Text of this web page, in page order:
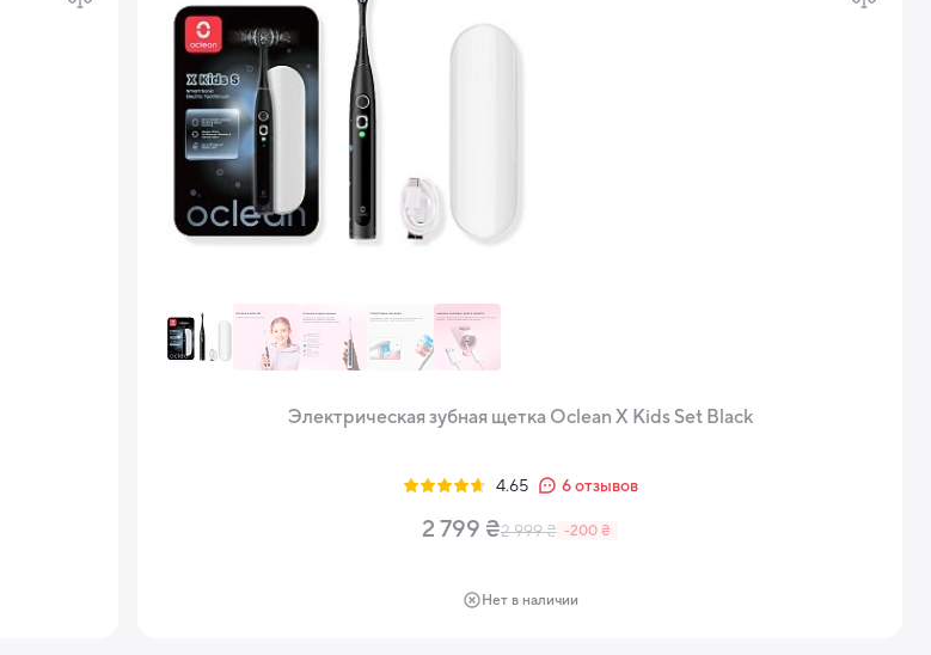
Электрическая зубная щетка Oclean X Kids Set Black
4.65 6отзывов
2 799 ₴2 999 ₴ -200 ₴
Нет в наличии